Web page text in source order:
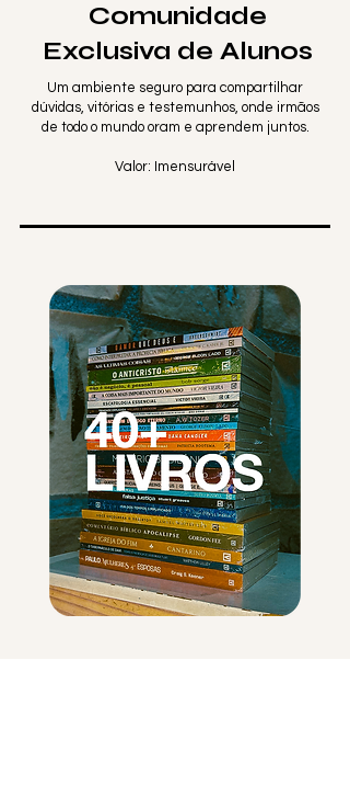
Comunidade
Exclusiva de Alunos
Um ambiente seguro para compartilhar
dúvidas, vitórias e testemunhos, onde irmãos
de todo o mundo oram e aprendem juntos.
Valor: Imensurável